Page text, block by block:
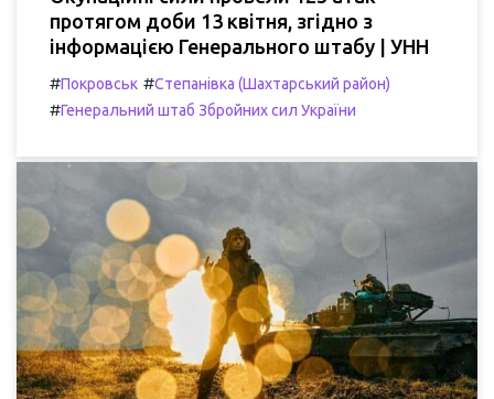
протягом доби 13 квітня, згідно з
інформацією Генерального штабу | УНН
#Покровськ #Степанівка (Шахтарський район)
#Генеральний штаб Збройних сил України